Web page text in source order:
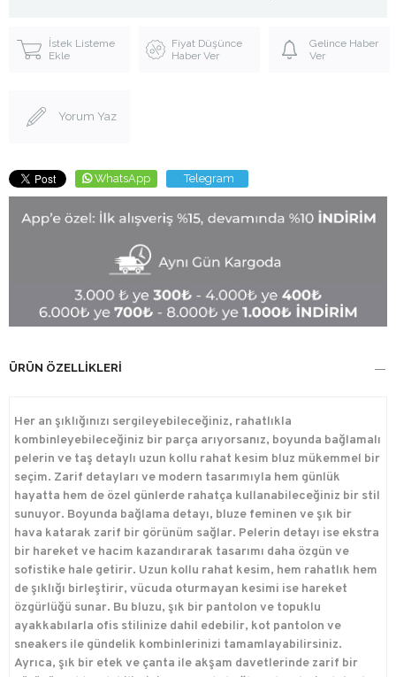
İstek Listeme
Ekle
Fiyat Düşünce
Haber Ver
Gelince Haber
Ver
Yorum Yaz
WhatsApp Telegram
ÜRÜN ÖZELLIKLERI
Her an şıklığınızı sergileyebileceğiniz, rahatlıkla
kombinleyebileceğiniz bir parça arıyorsanız, boyunda bağlamalı
pelerin ve taş detaylı uzun kollu rahat kesim bluz mükemmel bir
seçim. Zarif detayları ve modern tasarımıyla hem günlük
hayatta hem de özel günlerde rahatça kullanabileceğiniz bir stil
sunuyor. Boyunda bağlama detayı, bluze feminen ve şık bir
hava katarak zarif bir görünüm sağlar. Pelerin detayı ise ekstra
bir hareket ve hacim kazandırarak tasarımı daha özgün ve
sofistike hale getirir. Uzun kollu rahat kesim, hem rahatlık hem
de şıklığı birleştirir, vücuda oturmayan kesimi ise hareket
özgürlüğü sunar. Bu bluzu, şık bir pantolon ve topuklu
ayakkabılarla ofis stilinize dahil edebilir, kot pantolon ve
sneakers ile gündelik kombinlerinizi tamamlayabilirsiniz.
Ayrıca, şık bir etek ve çanta ile akşam davetlerinde zarif bir